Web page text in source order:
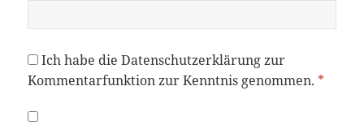
Ich habe dieDatenschutzerklärungzur
Kommentarfunktion zur Kenntnis genommen. *